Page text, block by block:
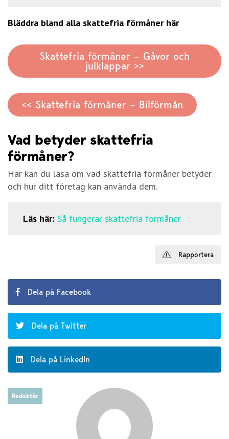
Dela på Facebook
Dela på Twitter
Dela på LinkedIn
Redaktör
Bläddra bland alla skattefria förmåner här
Skattefria förmåner – Gåvor och
julklappar >>
<< Skattefria förmåner – Bilförmån
Vad betyder skattefria
förmåner?
Här kan du läsa om vad skattefria förmåner betyder
och hur ditt företag kan använda dem.
Läs här: Så fungerar skattefria förmåner
Rapportera